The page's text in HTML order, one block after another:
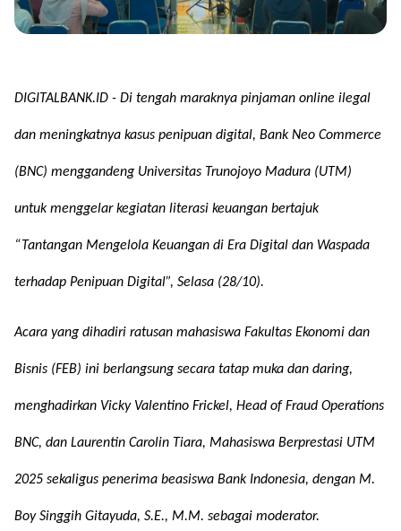
DIGITALBANK.ID - Di tengah maraknya pinjaman online ilegal
dan meningkatnya kasus penipuan digital, Bank Neo Commerce
(BNC) menggandeng Universitas Trunojoyo Madura (UTM)
untuk menggelar kegiatan literasi keuangan bertajuk
“Tantangan Mengelola Keuangan di Era Digital dan Waspada
terhadap Penipuan Digital”, Selasa (28/10).
Acara yang dihadiri ratusan mahasiswa Fakultas Ekonomi dan
Bisnis (FEB) ini berlangsung secara tatap muka dan daring,
menghadirkan Vicky Valentino Frickel, Head of Fraud Operations
BNC, dan Laurentin Carolin Tiara, Mahasiswa Berprestasi UTM
2025 sekaligus penerima beasiswa Bank Indonesia, dengan M.
Boy Singgih Gitayuda, S.E., M.M. sebagai moderator.